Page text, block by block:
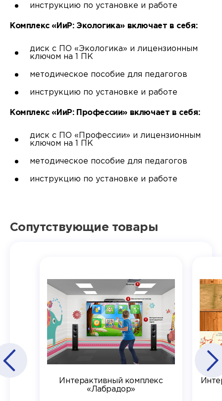
инструкцию по установке и работе
Комплекс «ИиР: Экологика» включает в себя:
диск с ПО «Экологика» и лицензионным
ключом на 1 ПК
методическое пособие для педагогов
инструкцию по установке и работе
Комплекс «ИиР: Профессии» включает в себя:
диск с ПО «Профессии» и лицензионным
ключом на 1 ПК
методическое пособие для педагогов
инструкцию по установке и работе
Сопутствующие товары
Интерактивный комплекс
«Лабрадор»